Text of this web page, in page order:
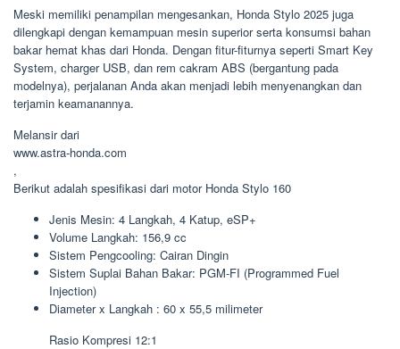
Meski memiliki penampilan mengesankan, Honda Stylo 2025 juga
dilengkapi dengan kemampuan mesin superior serta konsumsi bahan
bakar hemat khas dari Honda. Dengan fitur-fiturnya seperti Smart Key
System, charger USB, dan rem cakram ABS (bergantung pada
modelnya), perjalanan Anda akan menjadi lebih menyenangkan dan
terjamin keamanannya.
Melansir dari
www.astra-honda.com
,
Berikut adalah spesifikasi dari motor Honda Stylo 160
Jenis Mesin: 4 Langkah, 4 Katup, eSP+
Volume Langkah: 156,9 cc
Sistem Pengcooling: Cairan Dingin
Sistem Suplai Bahan Bakar: PGM-FI (Programmed Fuel
Injection)
Diameter x Langkah : 60 x 55,5 milimeter
Rasio Kompresi 12:1